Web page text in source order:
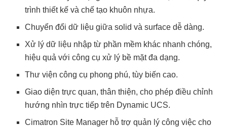
trình thiết kế và chế tạo khuôn nhựa.
Chuyển đổi dữ liệu giữa solid và surface dễ dàng.
Xử lý dữ liệu nhập từ phần mềm khác nhanh chóng,
hiệu quả với công cụ xử lý bề mặt đa dạng.
Thư viện công cụ phong phú, tùy biến cao.
Giao diện trực quan, thân thiện, cho phép điều chỉnh
hướng nhìn trực tiếp trên Dynamic UCS.
Cimatron Site Manager hỗ trợ quản lý công việc cho